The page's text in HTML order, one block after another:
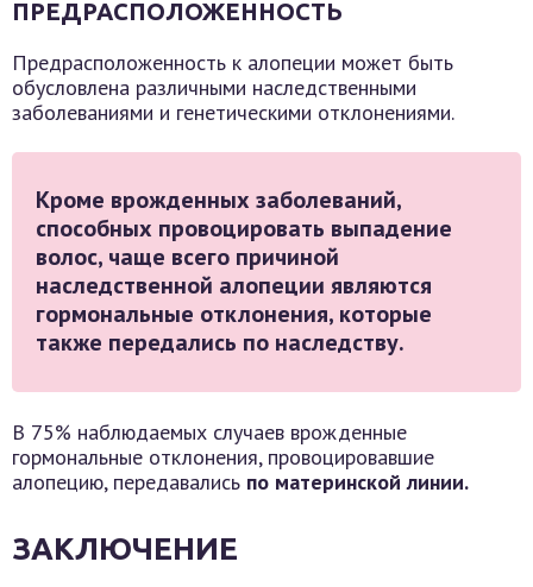
ПРЕДРАСПОЛОЖЕННОСТЬ
Предрасположенность к алопеции может быть
обусловлена различными наследственными
заболеваниями и генетическими отклонениями.
Кроме врожденных заболеваний,
способных провоцировать выпадение
волос, чаще всего причиной
наследственной алопеции являются
гормональные отклонения, которые
также передались по наследству.
В 75% наблюдаемых случаев врожденные
гормональные отклонения, провоцировавшие
алопецию, передавались по материнской линии.
ЗАКЛЮЧЕНИЕ